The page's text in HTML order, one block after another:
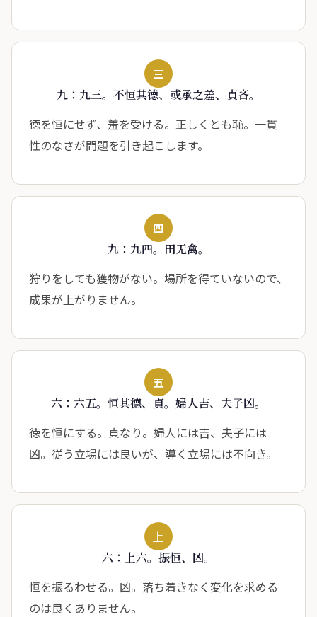
三
九：九三。不恒其德、或承之羞、貞吝。
徳を恒にせず、羞を受ける。正しくとも恥。一貫
性のなさが問題を引き起こします。
四
九：九四。田无禽。
狩りをしても獲物がない。場所を得ていないので、
成果が上がりません。
五
六：六五。恒其德、貞。婦人吉、夫子凶。
徳を恒にする。貞なり。婦人には吉、夫子には
凶。従う立場には良いが、導く立場には不向き。
上
六：上六。振恒、凶。
恒を振るわせる。凶。落ち着きなく変化を求める
のは良くありません。